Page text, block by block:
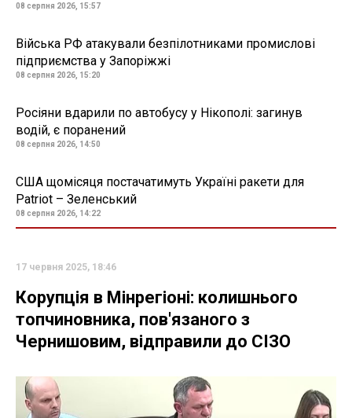
08 серпня 2026, 15:57
Війська РФ атакували безпілотниками промислові
підприємства у Запоріжжі
08 серпня 2026, 15:20
Росіяни вдарили по автобусу у Нікополі: загинув
водій, є поранений
08 серпня 2026, 14:50
США щомісяця постачатимуть Україні ракети для
Patriot – Зеленський
08 серпня 2026, 14:22
17 червня 2025, 18:46
Корупція в Мінрегіоні: колишнього
топчиновника, пов'язаного з
Чернишовим, відправили до СІЗО